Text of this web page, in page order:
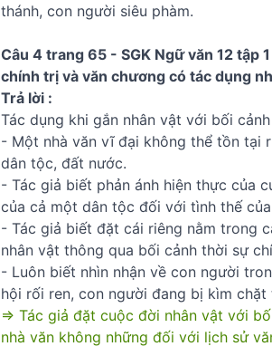
thánh, con người siêu phàm.
Câu 4 trang 65 - SGK Ngữ văn 12 tập
chính trị và văn chương có tác dụng
Trả lời :
Tác dụng khi gắn nhân vật với bối
- Một nhà văn vĩ đại không thể tồn tại
dân tộc, đất nước.
- Tác giả biết phản ánh hiện thực của
của cả một dân tộc đối với tình thế
- Tác giả biết đặt cái riêng nằm trong
nhân vật thông qua bối cảnh thời sự
- Luôn biết nhìn nhận về con người
hội rối ren, con người đang bị kìm
=> Tác giả đặt cuộc đời nhân vật với
nhà văn không những đối với lịch sử